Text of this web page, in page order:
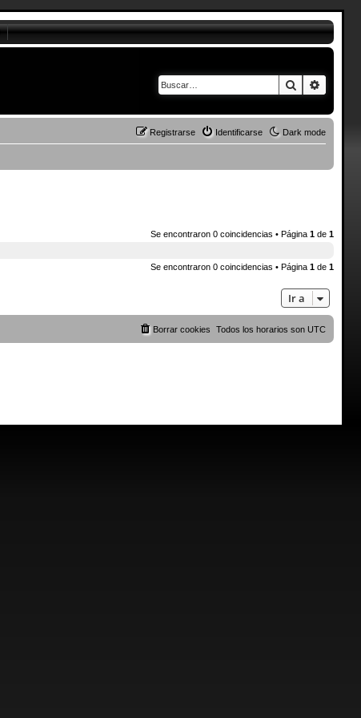
Buscar
Dark mode
Identificarse
Registrarse
Se encontraron 0 coincidencias • Página1 de1
Se encontraron 0 coincidencias • Página1 de1
Ir a
Todos los horarios sonUTC
Borrar cookies